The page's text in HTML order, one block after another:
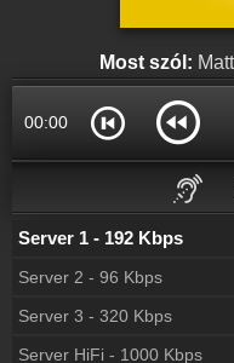
Rádió beágyazás
Online rádió készítés
Készítés lépésről lépésre
Most szól:
00:00
Server 1 - 192 Kbps
Server 2 - 96 Kbps
Server 3 - 320 Kbps
Server HiFi - 1000 Kbps